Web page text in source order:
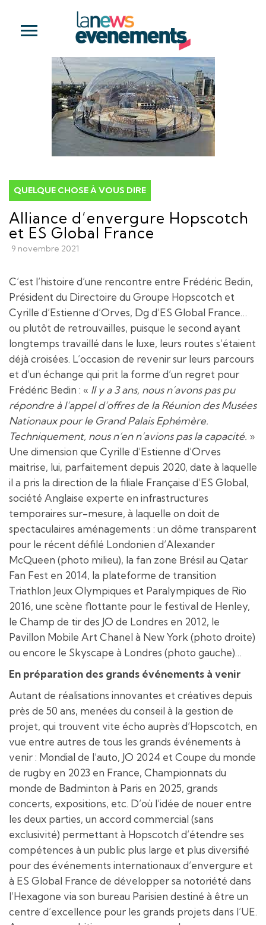
QUELQUE CHOSE À VOUS DIRE
Alliance d’envergure Hopscotch
et ES Global France
9 novembre 2021
C’est l’histoire d’une rencontre entre Frédéric Bedin,
Président du Directoire du Groupe Hopscotch et
Cyrille d’Estienne d’Orves, Dg d’ES Global France…
ou plutôt de retrouvailles, puisque le second ayant
longtemps travaillé dans le luxe, leurs routes s’étaient
déjà croisées. L’occasion de revenir sur leurs parcours
et d’un échange qui prit la forme d’un regret pour
Frédéric Bedin : « Il y a 3 ans, nous n’avons pas pu
répondre à l’appel d’offres de la Réunion des Musées
Nationaux pour le Grand Palais Ephémère.
Techniquement, nous n’en n’avions pas la capacité. »
Une dimension que Cyrille d’Estienne d’Orves
maitrise, lui, parfaitement depuis 2020, date à laquelle
il a pris la direction de la filiale Française d’ES Global,
société Anglaise experte en infrastructures
temporaires sur-mesure, à laquelle on doit de
spectaculaires aménagements : un dôme transparent
pour le récent défilé Londonien d’Alexander
McQueen (photo milieu), la fan zone Brésil au Qatar
Fan Fest en 2014, la plateforme de transition
Triathlon Jeux Olympiques et Paralympiques de Rio
2016, une scène flottante pour le festival de Henley,
le Champ de tir des JO de Londres en 2012, le
Pavillon Mobile Art Chanel à New York (photo droite)
ou encore le Skyscape à Londres (photo gauche)…
En préparation des grands événements à venir
Autant de réalisations innovantes et créatives depuis
près de 50 ans, menées du conseil à la gestion de
projet, qui trouvent vite écho auprès d’Hopscotch, en
vue entre autres de tous les grands événements à
venir : Mondial de l’auto, JO 2024 et Coupe du monde
de rugby en 2023 en France, Championnats du
monde de Badminton à Paris en 2025, grands
concerts, expositions, etc. D’où l’idée de nouer entre
les deux parties, un accord commercial (sans
exclusivité) permettant à Hopscotch d’étendre ses
compétences à un public plus large et plus diversifié
pour des événements internationaux d’envergure et
à ES Global France de développer sa notoriété dans
l’Hexagone via son bureau Parisien destiné à être un
centre d’excellence pour les grands projets dans l’UE.